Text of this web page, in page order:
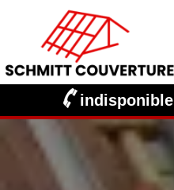
indisponible